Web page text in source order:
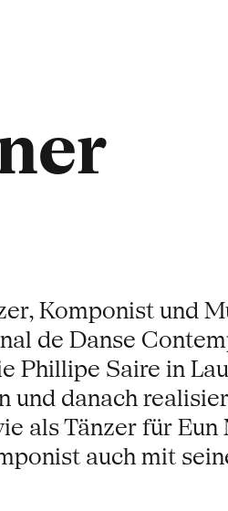
Komponist und
de Danse
Phillipe Saire in
und danach
als Tänzer für
auch mit